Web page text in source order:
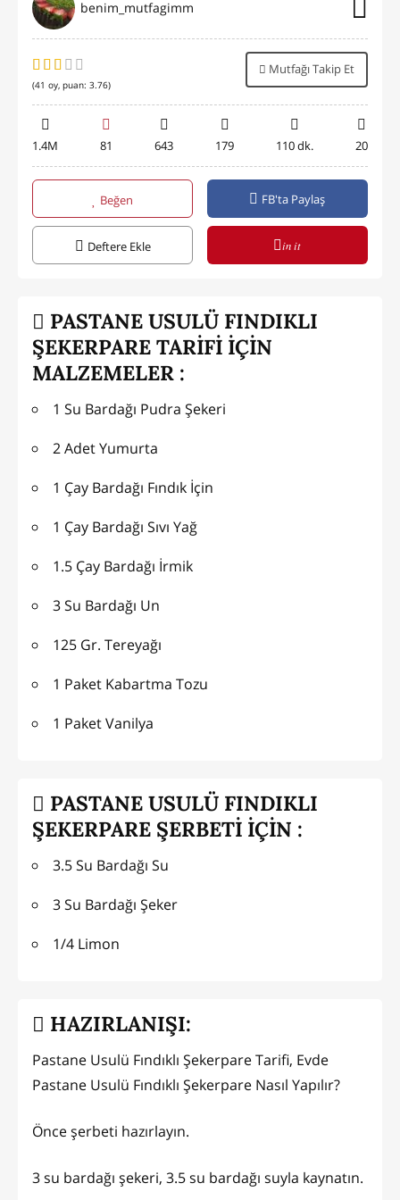
benim_mutfagimm
(41 oy, puan: 3.76)
Mutfağı Takip Et
1.4M 81 643 179 110 dk. 20
Beğen FB'ta Paylaş
Deftere Ekle in it
PASTANE USULÜ FINDIKLI
ŞEKERPARE TARİFİ İÇİN
MALZEMELER :
1 Su Bardağı Pudra Şekeri
2 Adet Yumurta
1 Çay Bardağı Fındık İçin
1 Çay Bardağı Sıvı Yağ
1.5 Çay Bardağı İrmik
3 Su Bardağı Un
125 Gr. Tereyağı
1 Paket Kabartma Tozu
1 Paket Vanilya
PASTANE USULÜ FINDIKLI
ŞEKERPARE ŞERBETİ İÇİN :
3.5 Su Bardağı Su
3 Su Bardağı Şeker
1/4 Limon
HAZIRLANIŞI:
Pastane Usulü Fındıklı Şekerpare Tarifi, Evde
Pastane Usulü Fındıklı Şekerpare Nasıl Yapılır?
Önce şerbeti hazırlayın.
3 su bardağı şekeri, 3.5 su bardağı suyla kaynatın.